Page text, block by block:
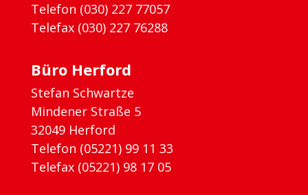
Telefon (030) 227 77057
Telefax (030) 227 76288
Büro Herford
Stefan Schwartze
Mindener Straße 5
32049 Herford
Telefon (05221) 99 11 33
Telefax (05221) 98 17 05